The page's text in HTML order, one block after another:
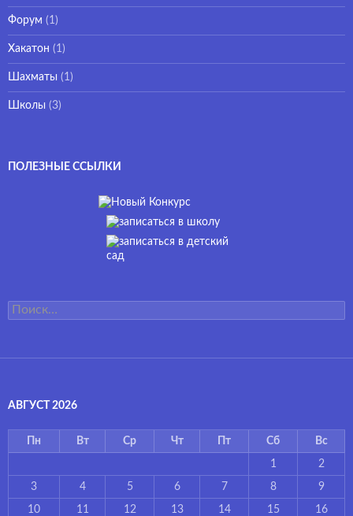
Форум (1)
Хакатон (1)
Шахматы (1)
Школы (3)
ПОЛЕЗНЫЕ ССЫЛКИ
Найти:
АВГУСТ 2026
Пн Вт Ср Чт Пт Сб Вс
1 2
3 4 5 6 7 8 9
10 11 12 13 14 15 16